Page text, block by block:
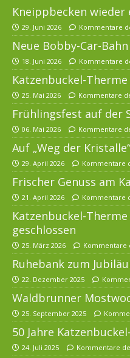
Kneippbecken
29. Juni 2026 Kommentare
Neue Bobby-Car-
18. Juni 2026 Kommentare
Katzenbuckel-
25. Mai 2026 Kommentare
Frühlingsfest auf der
06. Mai 2026 Kommentare
Auf „Weg der
29. April 2026 Kommentare
Frischer Genuss am
21. April 2026 Kommentare
Katzenbuckel-
geschlossen
25. März 2026 Kommentare
Ruhebank zum
22. Dezember 2025
Waldbrunner
25. September 2025
50 Jahre
24. Juli 2025 Kommentare